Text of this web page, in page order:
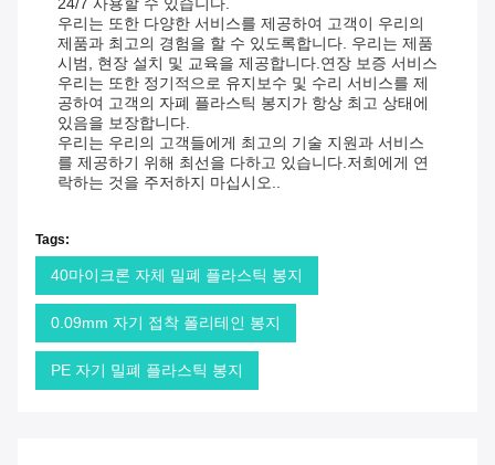
24/7 사용할 수 있습니다.
우리는 또한 다양한 서비스를 제공하여 고객이 우리의
제품과 최고의 경험을 할 수 있도록합니다. 우리는 제품
시범, 현장 설치 및 교육을 제공합니다.연장 보증 서비스
우리는 또한 정기적으로 유지보수 및 수리 서비스를 제
공하여 고객의 자폐 플라스틱 봉지가 항상 최고 상태에
있음을 보장합니다.
우리는 우리의 고객들에게 최고의 기술 지원과 서비스
를 제공하기 위해 최선을 다하고 있습니다.저희에게 연
락하는 것을 주저하지 마십시오..
Tags:
40마이크론 자체 밀폐 플라스틱 봉지
0.09mm 자기 접착 폴리테인 봉지
PE 자기 밀폐 플라스틱 봉지